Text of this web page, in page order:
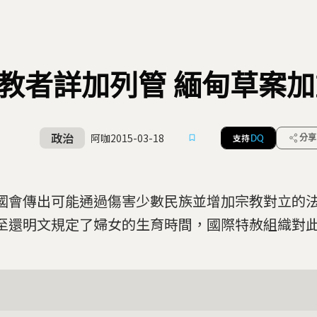
者詳加列管 緬甸草案
政治 阿咖2015-03-18 支持 DQ 分享
會傳出可能通過傷害少數民族並增加宗教對立的
還明文規定了婦女的生育時間，國際特赦組織對